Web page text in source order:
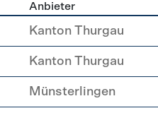
Anbieter
Kanton Thurgau
Kanton Thurgau
Münsterlingen